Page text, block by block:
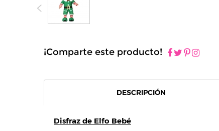
¡Comparte este producto!
DESCRIPCIÓN
Disfraz de Elfo Bebé